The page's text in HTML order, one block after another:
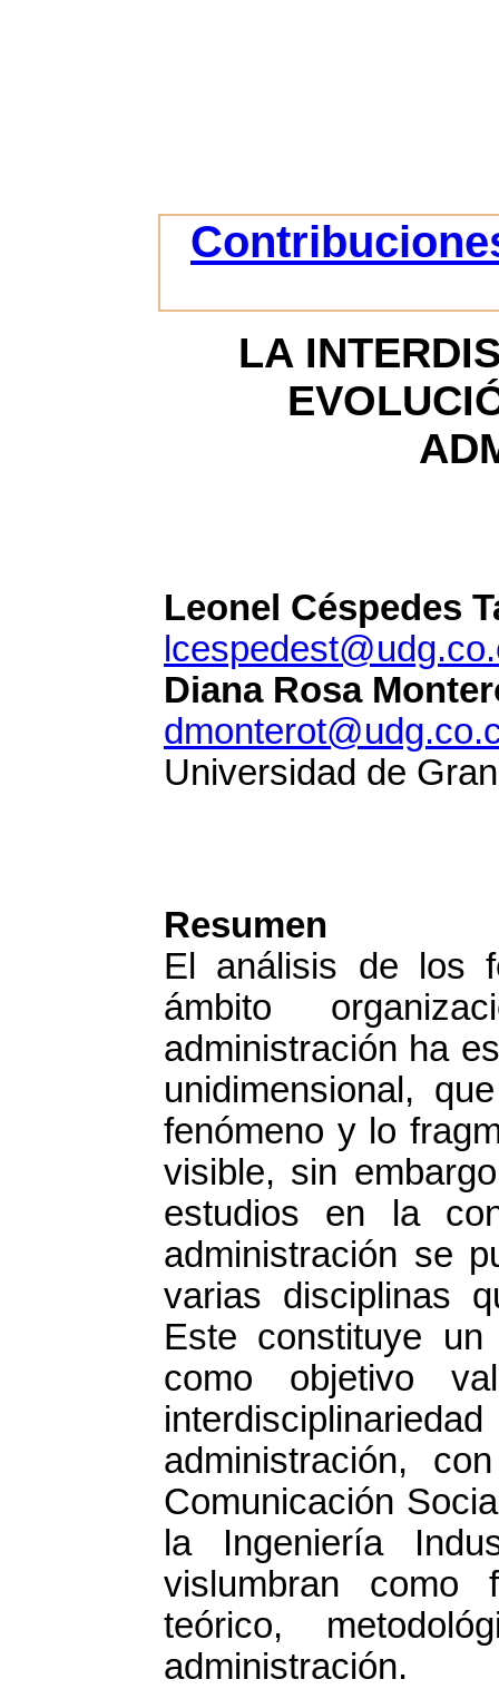
LA
Leonel Céspedes
Diana Rosa
Universidad de
Resumen
El análisis de los
ámbito
administración ha
unidimensional,
fenómeno y lo
visible, sin
estudios en la
administración se
varias disciplinas
Este constituye
como objetivo
administración,
Comunicación
la Ingeniería
vislumbran como
teórico,
administración.